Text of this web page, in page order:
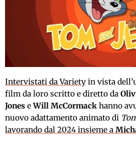
Intervistati da Variety in vista
film da loro scritto e diretto da
Jones eWill McCormack hanno
nuovo adattamento animato di
lavorando dal 2024 insieme a